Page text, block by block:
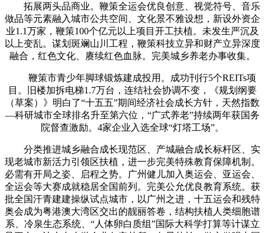
拓展两头品商业。鞭策全运会优良创意、视觉符号、音乐
做品等元素融入城市公共空间、文化景不雅设想，新设外资企
业1.1万家，鞭策100个亿元以上项目开工扶植。未发生严沉及
以上变乱。谋划斑斓山川工程，鞭策科技立异和财产立异深度
融合，红色文化、赓续红色血脉。完美城乡养老办事收集。
鞭策市青少年脚球锻炼建成投用。成功刊行5个REITs项
目。旧楼加拆电梯1.7万台，连结社会协调不变，《规划纲要
（草案）》明白了“十五五”期间经济社会成长方针，天然指数
—科研城市全球排名升至第六位，“广式养老”持续两年获国务
院督查激励。4家企业入选全球“灯塔工场”。
分类推进城乡融合成长现范区、产城融合成长标杆区、实
现老城市新活力引领区扶植，进一步完美特殊教育保障机制。
必需有开局之姿、启程之势。广州健儿加入奥运会、亚运会、
全运会等大赛成就稳居全国前列。完美公允优良教育系统。获
批全国汗青建建操纵试点城市，以广州之进，十五运会和残特
奥会成为粤港澳大湾区交出的靓丽答卷，结构扶植人类细胞谱
系、冷泉生态系统、“人体卵白质组”国际大科学打算等计谋立